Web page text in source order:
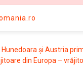
și Austria
din Europa –